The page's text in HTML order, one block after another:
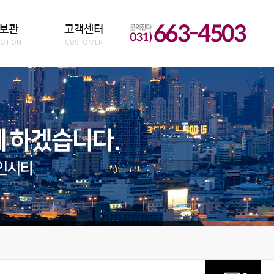
관 고객센터
CUSTOMER